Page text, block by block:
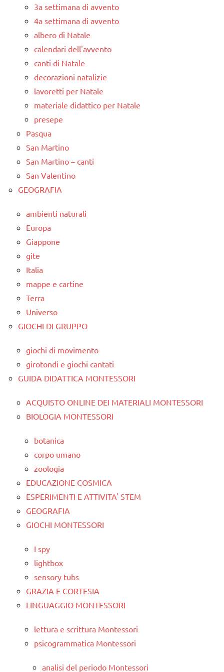
3a settimana di avvento
4a settimana di avvento
albero di Natale
calendari dell'avvento
canti di Natale
decorazioni natalizie
lavoretti per Natale
materiale didattico per Natale
presepe
Pasqua
San Martino
San Martino – canti
San Valentino
GEOGRAFIA
ambienti naturali
Europa
Giappone
gite
Italia
mappe e cartine
Terra
Universo
GIOCHI DI GRUPPO
giochi di movimento
girotondi e giochi cantati
GUIDA DIDATTICA MONTESSORI
ACQUISTO ONLINE DEI MATERIALI MONTESSORI
BIOLOGIA MONTESSORI
botanica
corpo umano
zoologia
EDUCAZIONE COSMICA
ESPERIMENTI E ATTIVITA' STEM
GEOGRAFIA
GIOCHI MONTESSORI
I spy
lightbox
sensory tubs
GRAZIA E CORTESIA
LINGUAGGIO MONTESSORI
lettura e scrittura Montessori
psicogrammatica Montessori
analisi del periodo Montessori